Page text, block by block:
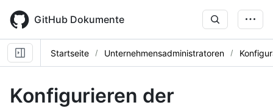
main
content
GitHub Dokumente
Startseite Unternehmensadministratoren
Konfigurieren der